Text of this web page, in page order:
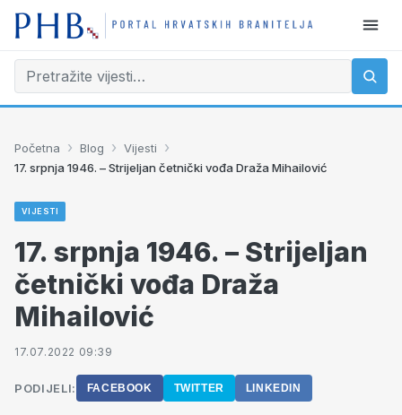
Početna › Blog › Vijesti ›
17. srpnja 1946. – Strijeljan četnički vođa Draža Mihailović
VIJESTI
17. srpnja 1946. – Strijeljan
četnički vođa Draža
Mihailović
17.07.2022 09:39
PODIJELI: FACEBOOK TWITTER LINKEDIN